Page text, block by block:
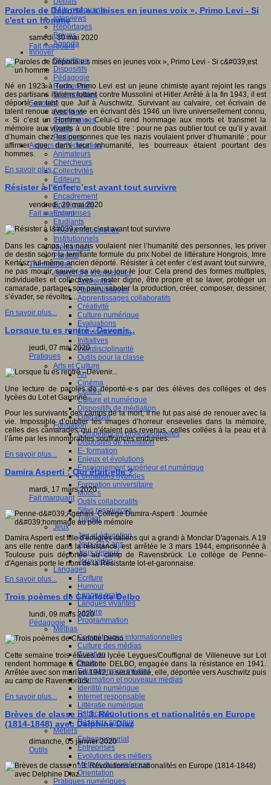
Faits marquants
Interviews
Reportages
Brèves
Agenda
Innover
Didactique
Dispositifs
Pédagogie
Recherche
Technologies
Savoir(s)
Analyses
Conférences
Outils
Pratiques
Acteurs de l'éducation
Animateurs
Chercheurs
Collectivités
Editeurs
EdTech
Encadrement
Enseignants
Entreprises
Etudiants
Filières industrielles
Institutionnels
Médiateurs
Parents
Thématiques
Apprendre et enseigner
Apprendre
Apprentissages
Apprentissages collaboratifs
Créativité
Culture numérique
Evaluations
Individualisation
Initiatives
Interdisciplinarité
Outils pour la classe
Arts et Culture
Art
Cinéma
Culture
Culture et numérique
Dispositifs de médiation
Littérature
Formation
Compétences professionnelles
Dispositifs de formation
E- formation
Enjeux et évolutions
Enseignement supérieur et numérique
Formations hybrides
Formation universitaire
Mooc’s
Outils collaboratifs
Sites ressources
Tutorat
Jeux
Jeu et éducation
Jeux 4/12 ans
Jeux sérieux
Jeux vidéo
Langages
Ecriture
Humour
Langue orale
Langues vivantes
Lecture
Programmation
Médias
Compétences informationnelles
Culture des médias
Curation
Droits
Education aux médias
Information et nouveaux médias
Identité numérique
Internet responsable
Littératie numérique
Publication
Réseaux sociaux
Métiers
Entrepreneuriat
Entreprises
Evolutions des métiers
Métiers du numérique
Orientation
Pratiques numériques
Paroles de Déporté.e.s mises en jeunes voix », Primo Levi - Si
c'est un homme
samedi, 30 mai 2020
Fait marquant
Né en 1923 à Turin, Primo Levi est un jeune chimiste ayant rejoint les rangs
des partisans italiens luttant contre Mussolini et Hitler. Arrêté à la fin 1943, il est
déporté en tant que Juif à Auschwitz. Survivant au calvaire, cet écrivain de
talent renoue avec la vie en écrivant dès 1946 un livre universellement connu,
« Si c’est un Homme ». Celui-ci rend hommage aux morts et transmet la
mémoire aux vivants à un double titre : pour ne pas oublier tout ce qu’il y avait
d’humain chez les personnes que les nazis voulaient priver d’humanité ; pour
affirmer que, dans leur inhumanité, les bourreaux étaient pourtant des
hommes.
En savoir plus...
Résister à l'enfer c’est avant tout survivre
vendredi, 29 mai 2020
Fait marquant
Dans les camps, les nazis voulaient nier l’humanité des personnes, les priver
de destin selon la terrifiante formule du prix Nobel de littérature Hongrois, Imre
Kertész, lui-même ancien déporté. Résister à cet enfer c’est avant tout survivre,
ne pas mourir, sauver sa vie au jour le jour. Cela prend des formes multiples,
individuelles et collectives : rester digne, être propre et se laver, protéger un
camarade, partager son pain, saboter la production, créer, composer, dessiner,
s’évader, se révolter…
En savoir plus...
Lorsque tu es rentré - Devenir...
jeudi, 07 mai 2020
Pratiques
Une lecture de paroles de déporté-e-s par des élèves des collèges et des
lycèes du Lot et Garonne.
Pour les survivants des camps de la mort, il ne fut pas aisé de renouer avec la
vie. Impossible d’oublier les images d’horreur ensevelies dans la mémoire,
celles des camarades qui n’étaient pas revenus, celles collées à la peau et à
l’âme par les innombrables souffrances endurées.
En savoir plus...
Damira Asperti : Qui était-elle ?
mardi, 17 mars 2020
Fait marquant
Damira Asperti est fille d'émigrés italiens qui a grandi à Monclar D'agenais. A 19
ans elle rentre dans la résistance, est arrêtée le 3 mars 1944, emprisonnée à
Toulouse puis déportée au camp de Ravensbrück. Le collège de Penne-
d'Agenais porte le nom de la Résistante lot-et-garonnaise.
En savoir plus...
Trois poèmes de Charlotte Delbo
lundi, 09 mars 2020
Pédagogie
Cette semaine trois élèves du lycée Leygues/Couffignal de Villeneuve sur Lot
rendent hommage à Charlotte DELBO, engagée dans la résistance en 1941.
Arrêtée avec son mari en 1942, il sera fusillé, elle, déportée vers Auschwitz puis
au camp de Ravensbrück.
En savoir plus...
Brèves de classe n° 3. Révolutions et nationalités en Europe
(1814-1848) avec Delphine Diaz
dimanche, 05 janvier 2020
Outils